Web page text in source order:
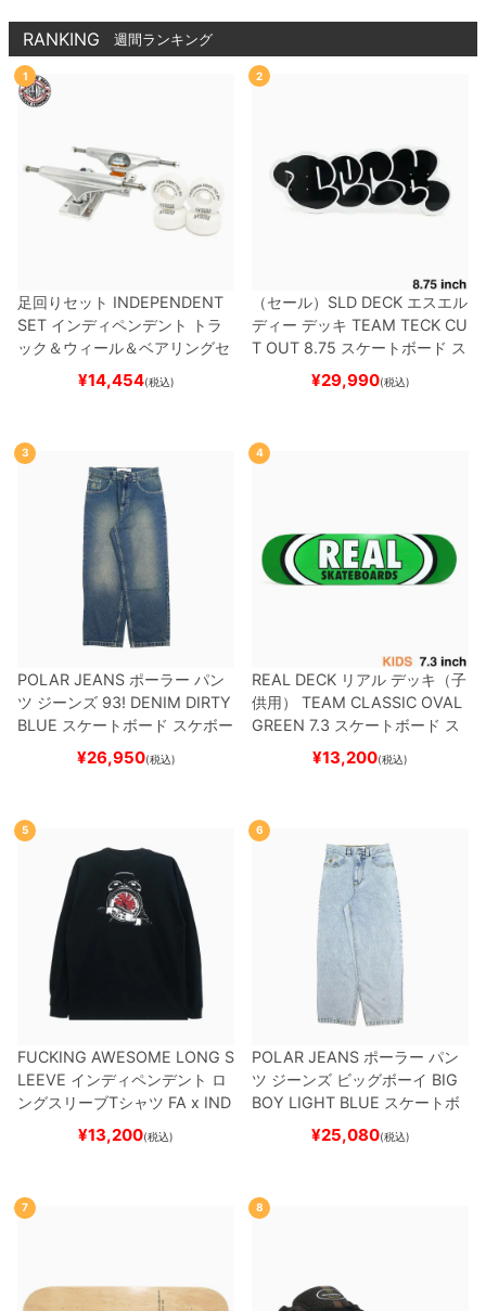
RANKING 週間ランキング
1
足回りセット INDEPENDENT
SET インディペンデント
トラ
ック＆ウィール＆ベアリングセ
（トリック用）
ード スケボー
¥14,454(税込)
2
（セール） SLD DECK エスエル
ディー デッキ TEAM TECK CU
T OUT 8.75 スケートボード ス
¥29,990(税込)
3
POLAR JEANS ポーラー パン
ツ ジーンズ 93! DENIM DIRTY
BLUE スケートボード スケボー
¥26,950(税込)
4
REAL DECK リアル デッキ（子
供用）
TEAM CLASSIC OVAL
GREEN 7.3 スケートボード ス
¥13,200(税込)
5
FUCKING AWESOME LONG S
LEEVE インディペンデント ロ
ングスリーブTシャツ FA x IND
EPENDENTHOSTAGE
スケートボード スケボー
¥13,200(税込)
6
POLAR JEANS ポーラー パン
ツ ジーンズ ビッグボーイ BIG
BOY LIGHT BLUE スケートボ
ード スケボー
¥25,080(税込)
7 8